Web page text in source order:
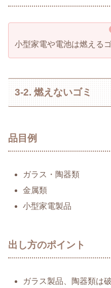
小型家電や電池は燃える
3-2. 燃えないゴミ
品目例
ガラス・陶器類
金属類
小型家電製品
出し方のポイント
ガラス製品、陶器類は